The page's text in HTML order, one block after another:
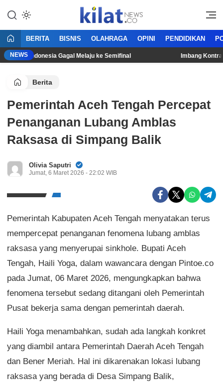
KilatNews.co
Mencerdaskan Anak Bangsa
BERITA BISNIS OLAHRAGA OPINI PENDIDIKAN
NEWSIndonesia Gagal Melaju ke Semifinal Imbang Kontra
Berita
Pemerintah Aceh Tengah Percepat
Penanganan Lubang Amblas
Raksasa di Simpang Balik
Olivia Saputri
Jumat, 6 Maret 2026 - 22:02 WIB
Pemerintah Kabupaten Aceh Tengah menyatakan terus
mempercepat penanganan fenomena lubang amblas
raksasa yang menyerupai sinkhole. Bupati Aceh
Tengah, Haili Yoga, dalam wawancara dengan Pintoe.co
pada Jumat, 06 Maret 2026, mengungkapkan bahwa
fenomena tersebut sedang ditangani oleh Pemerintah
Pusat bekerja sama dengan pemerintah daerah.
Haili Yoga menambahkan, sudah ada langkah konkret
yang diambil antara Pemerintah Daerah Aceh Tengah
dan Bener Meriah. Hal ini dikarenakan lokasi lubang
raksasa yang berada di Desa Simpang Balik,